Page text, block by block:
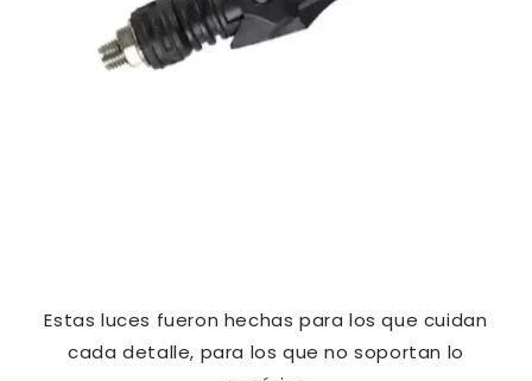
Estas luces fueron hechas para los que cuidan
cada detalle, para los que no soportan lo